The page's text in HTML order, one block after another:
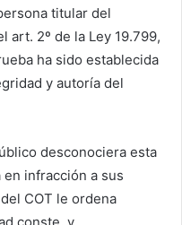
titular del
art. 2º de la Ley 19.799,
ha sido establecida
y autoría del
desconociera esta
infracción a sus
del COT le ordena